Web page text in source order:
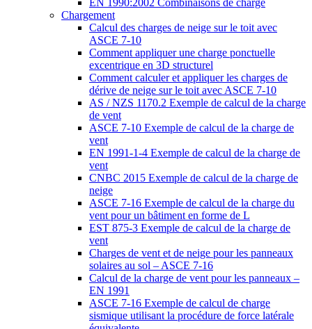
EN 1990:2002 Combinaisons de charge
Chargement
Calcul des charges de neige sur le toit avec
ASCE 7-10
Comment appliquer une charge ponctuelle
excentrique en 3D structurel
Comment calculer et appliquer les charges de
dérive de neige sur le toit avec ASCE 7-10
AS / NZS 1170.2 Exemple de calcul de la charge
de vent
ASCE 7-10 Exemple de calcul de la charge de
vent
EN 1991-1-4 Exemple de calcul de la charge de
vent
CNBC 2015 Exemple de calcul de la charge de
neige
ASCE 7-16 Exemple de calcul de la charge du
vent pour un bâtiment en forme de L
EST 875-3 Exemple de calcul de la charge de
vent
Charges de vent et de neige pour les panneaux
solaires au sol – ASCE 7-16
Calcul de la charge de vent pour les panneaux –
EN 1991
ASCE 7-16 Exemple de calcul de charge
sismique utilisant la procédure de force latérale